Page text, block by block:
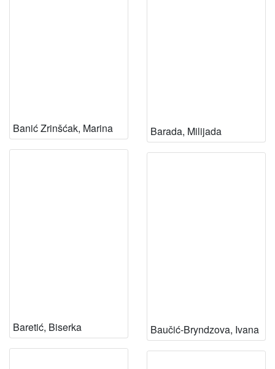
Banić Zrinšćak, Marina Barada, Milijada
Baretić, Biserka Baučić-Bryndzova, Ivana